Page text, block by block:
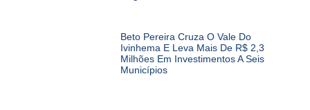
Beto Pereira Cruza O Vale Do
Ivinhema E Leva Mais De R$ 2,3
Milhões Em Investimentos A Seis
Municípios